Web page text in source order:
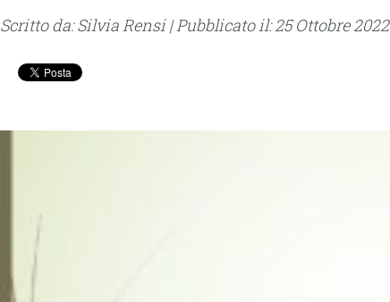
Scritto da: Silvia Rensi | Pubblicato il: 25 Ottobre 2022